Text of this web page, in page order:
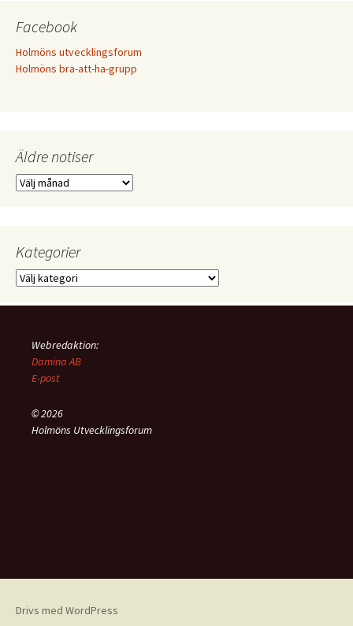
Facebook
Holmöns utvecklingsforum
Holmöns bra-att-ha-grupp
Äldre notiser
Äldre
Kategorier
Kategorier
Webredaktion:
Damina AB
E-post
© 2026
Holmöns Utvecklingsforum
Drivs med WordPress